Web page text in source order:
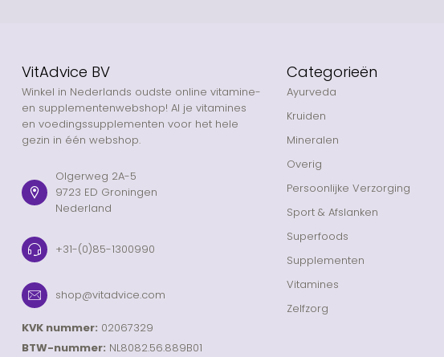
VitAdvice BV
Winkel in Nederlands oudste online vitamine-
en supplementenwebshop! Al je vitamines
en voedingssupplementen voor het hele
gezin in één webshop.
Olgerweg 2A-5
9723 ED Groningen
Nederland
+31-(0)85-1300990
shop@vitadvice.com
KVK nummer: 02067329
BTW-nummer: NL8082.56.889B01
Categorieën
Ayurveda
Kruiden
Mineralen
Overig
Persoonlijke Verzorging
Sport & Afslanken
Superfoods
Supplementen
Vitamines
Zelfzorg